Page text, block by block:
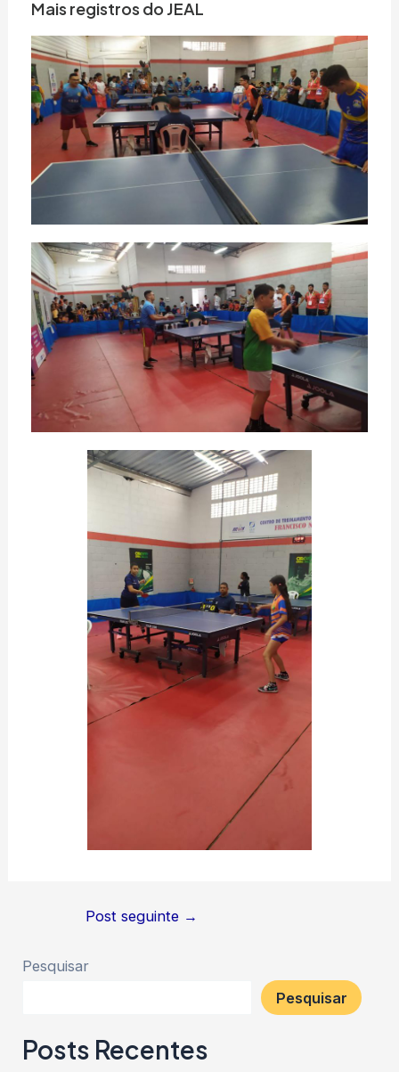
Mais registros do JEAL
Post seguinte →
Pesquisar
Pesquisar
Posts Recentes